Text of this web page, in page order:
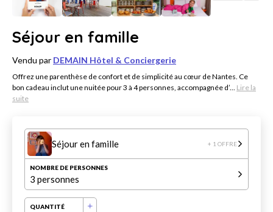
Séjour en famille
Vendu par DEMAIN Hôtel & Conciergerie
Offrez une parenthèse de confort et de simplicité au cœur de Nantes. Ce
bon cadeau inclut une nuitée pour 3 à 4 personnes, accompagnée d’... Lire la
suite
Séjour en famille + 1 OFFRE
NOMBRE DE PERSONNES
3 personnes
QUANTITÉ